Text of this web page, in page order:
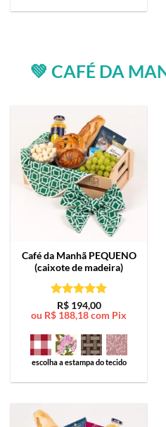
💚 CAFÉ DA
Café da Manhã PEQUENO
(caixote de madeira)
Avaliação5
de 5
R$194,00
ou R$ 188,18com Pix
escolha a estampa do tecido